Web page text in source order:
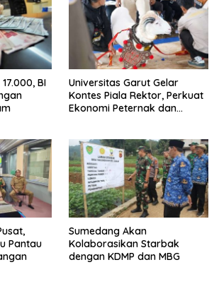
BI
Universitas Garut Gelar
Kontes Piala Rektor, Perkuat
Ekonomi Peternak dan
Pantau
Sumedang Akan
Kolaborasikan Starbak
dengan KDMP dan MBG